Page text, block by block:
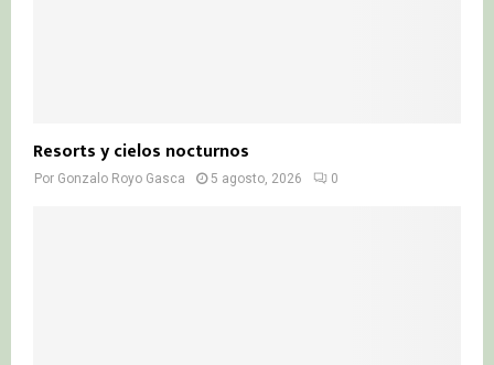
Resorts y cielos nocturnos
Por Gonzalo Royo Gasca 5 agosto, 2026 0